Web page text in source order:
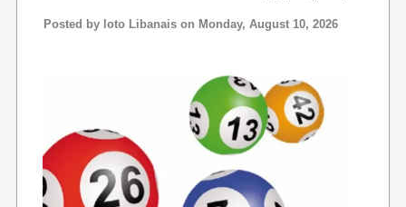
Posted by loto Libanaison Monday, August 10, 2026